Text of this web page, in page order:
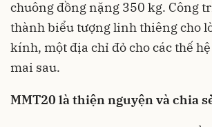
chuông đồng nặng 350 kg. Công
thành biểu tượng linh thiêng cho
kính, một địa chỉ đỏ cho các thế
mai sau.
MMT20 là thiện nguyện và chia